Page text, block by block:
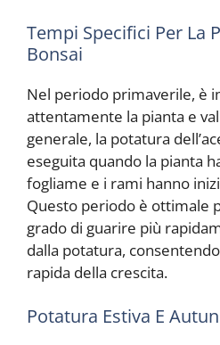
Tempi Specifici Per La
Bonsai
Nel periodo primaverile, è
attentamente la pianta e
generale, la potatura
eseguita quando la pianta
fogliame e i rami hanno
Questo periodo è ottimale
grado di guarire più
dalla potatura,
rapida della crescita.
Potatura Estiva E